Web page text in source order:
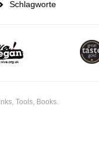
Schlagworte
Tools, Books.